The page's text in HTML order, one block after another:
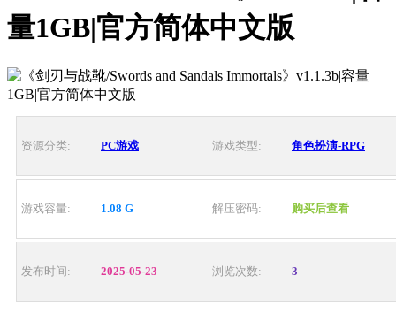
量1GB|官方简体中文版
资源分类: PC游戏 游戏类型: 角色扮演-RPG
游戏容量: 1.08 G 解压密码: 购买后查看
发布时间: 2025-05-23 浏览次数: 3